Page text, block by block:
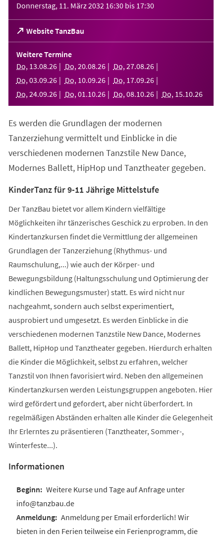
Donnerstag, 11. März 2032 16:30 bis 17:30
Website TanzBau
(Öffnet
in
einem
neuen
Tab)
Weitere Termine
Do, 13.08.26 Do, 20.08.26 Do, 27.08.26
Do, 03.09.26 Do, 10.09.26 Do, 17.09.26
Do, 24.09.26 Do, 01 .10.26 Do, 08.10.26 Do, 15.10.26
Es werden die Grundlagen der modernen
Tanzerziehung vermittelt und Einblicke in die
verschiedenen modernen Tanzstile New Dance,
Modernes Ballett, HipHop und Tanztheater gegeben.
KinderTanz für 9-11 Jährige Mittelstufe
Der TanzBau bietet vor allem Kindern vielfältige
Möglichkeiten ihr tänzerisches Geschick zu erproben. In den
Kindertanzkursen findet die Vermittlung der allgemeinen
Grundlagen der Tanzerziehung (Rhythmus- und
Raumschulung,...) wie auch der Körper- und
Bewegungsbildung (Haltungsschulung und Optimierung der
kindlichen Bewegungsmuster) statt. Es wird nicht nur
nachgeahmt, sondern auch selbst experimentiert,
ausprobiert und umgesetzt. Es werden Einblicke in die
verschiedenen modernen Tanzstile New Dance, Modernes
Ballett, HipHop und Tanztheater gegeben. Hierdurch erhalten
die Kinder die Möglichkeit, selbst zu erfahren, welcher
Tanzstil von Ihnen favorisiert wird. Neben den allgemeinen
Kindertanzkursen werden Leistungsgruppen angeboten. Hier
wird gefördert und gefordert, aber nicht überfordert. In
regelmäßigen Abständen erhalten alle Kinder die Gelegenheit
Ihr Erlerntes zu präsentieren (Tanztheater, Sommer-,
Winterfeste...).
Informationen
Weitere Kurse und Tage auf Anfrage unter
info@tanzbau.de
Anmeldung per Email erforderlich! Wir
bieten in den Ferien teilweise ein Ferienprogramm, die